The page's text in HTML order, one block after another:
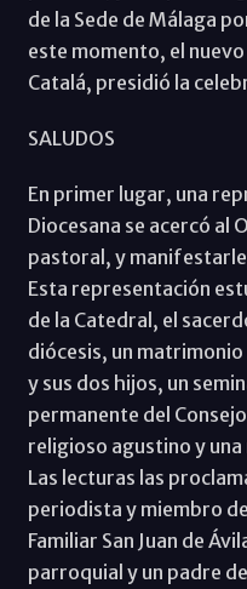
de la Sede de Málaga
este momento, el
Catalá, presidió la
SALUDOS
En primer lugar, una
Diocesana se acercó al
pastoral, y
Esta representación
de la Catedral, el
diócesis, un
y sus dos hijos, un
permanente del
religioso agustino y
Las lecturas las
periodista y miembro
Familiar San Juan de
parroquial y un padre